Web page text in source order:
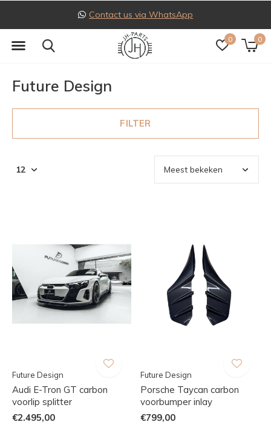
0 0
Contact us via WhatsApp
Future Design
FILTER
Future Design
Audi E-Tron GT carbon
voorlip splitter
€2.495,00
Future Design
Porsche Taycan carbon
voorbumper inlay
€799,00